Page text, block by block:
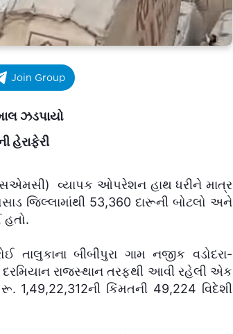
Join Group
ઝડપાયો
હેરાફેરી
વ્યાપક ઓપરેશન હાથ ધરીને માત્ર
જિલ્લામાંથી 53,360 દારૂની બોટલો અને
હતો.
તાલુકાના બીબીપુરા ગામ નજીક વડોદરા-
રાજસ્થાન તરફથી આવી રહેલી એક
1,49,22,312ની કિંમતની 49,224 વિદેશી